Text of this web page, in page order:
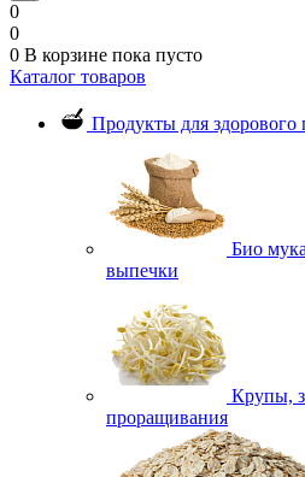
0
0
0 В корзине пока пусто
Каталог товаров
Продукты для здорового
Био
выпечки
Крупы,
проращивания